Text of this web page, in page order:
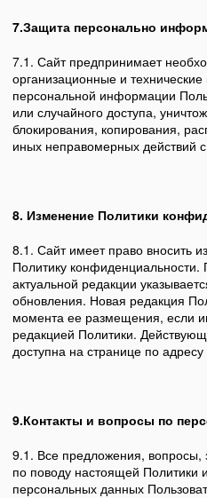
7.Защита персонально
7.1. Сайт предпринимает
организационные и
персональной информации
или случайного доступа,
блокирования, копирования,
иных неправомерных действий
8. Изменение Политики
8.1. Сайт имеет право вносить
Политику
актуальной редакции
обновления. Новая редакция
момента ее размещения, если
редакцией Политики.
доступна на странице по адресу
9.Контакты и вопросы по
9.1. Все предложения,
по поводу настоящей Политики
персональных данных